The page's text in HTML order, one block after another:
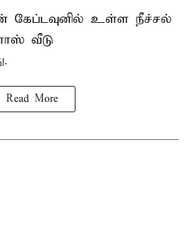
கேப்டவுனில் உள்ள நீச்சல்
வீடு
Read More